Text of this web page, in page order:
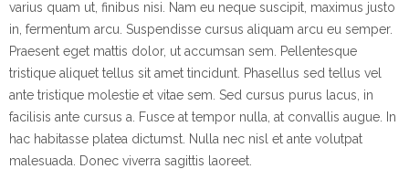
varius quam ut, finibus nisi. Nam eu neque suscipit, maximus justo
in, fermentum arcu. Suspendisse cursus aliquam arcu eu semper.
Praesent eget mattis dolor, ut accumsan sem. Pellentesque
tristique aliquet tellus sit amet tincidunt. Phasellus sed tellus vel
ante tristique molestie et vitae sem. Sed cursus purus lacus, in
facilisis ante cursus a. Fusce at tempor nulla, at convallis augue. In
hac habitasse platea dictumst. Nulla nec nisl et ante volutpat
malesuada. Donec viverra sagittis laoreet.